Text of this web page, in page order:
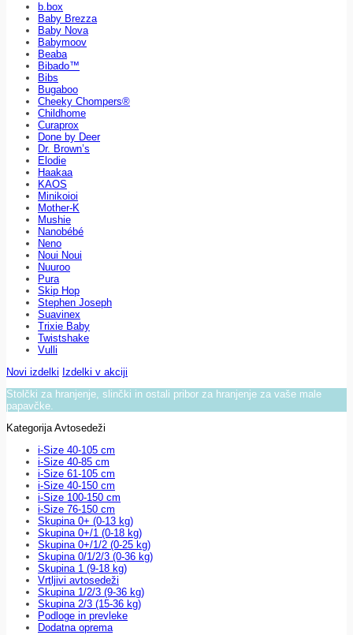
b.box
Baby Brezza
Baby Nova
Babymoov
Beaba
Bibado™
Bibs
Bugaboo
Cheeky Chompers®
Childhome
Curaprox
Done by Deer
Dr. Brown’s
Elodie
Haakaa
KAOS
Minikoioi
Mother-K
Mushie
Nanobébé
Neno
Noui Noui
Nuuroo
Pura
Skip Hop
Stephen Joseph
Suavinex
Trixie Baby
Twistshake
Vulli
Novi izdelki Izdelki v akciji
Stolčki za hranjenje, slinčki in ostali pribor za hranjenje za vaše male
papavčke.
Kategorija Avtosedeži
i-Size 40-105 cm
i-Size 40-85 cm
i-Size 61-105 cm
i-Size 40-150 cm
i-Size 100-150 cm
i-Size 76-150 cm
Skupina 0+ (0-13 kg)
Skupina 0+/1 (0-18 kg)
Skupina 0+/1/2 (0-25 kg)
Skupina 0/1/2/3 (0-36 kg)
Skupina 1 (9-18 kg)
Vrtljivi avtosedeži
Skupina 1/2/3 (9-36 kg)
Skupina 2/3 (15-36 kg)
Podloge in prevleke
Dodatna oprema